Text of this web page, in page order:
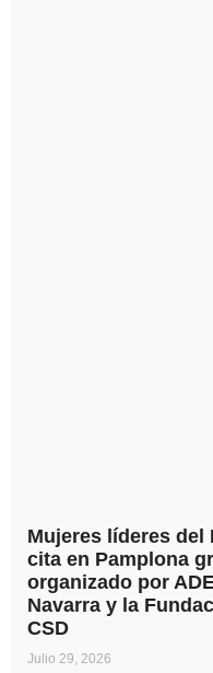
Mujeres líderes del
cita en Pamplona
organizado por
Navarra y la
CSD
Julio 29, 2026